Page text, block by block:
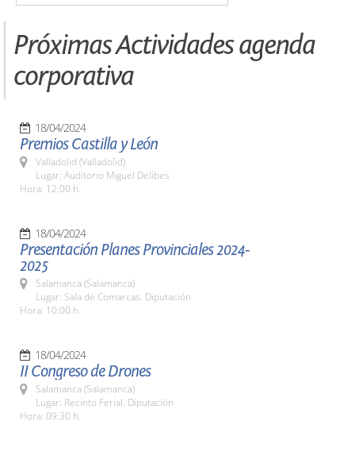
Próximas Actividades agenda
corporativa
18/04/2024
Premios Castilla y León
Valladolid (Valladolid)
Lugar: Auditorio Miguel Delibes
Hora: 12:00 h.
18/04/2024
Presentación Planes Provinciales 2024-
2025
Salamanca (Salamanca)
Lugar: Sala de Comarcas. Diputación
Hora: 10:00 h.
18/04/2024
II Congreso de Drones
Salamanca (Salamanca)
Lugar: Recinto Ferial. Diputación
Hora: 09:30 h.